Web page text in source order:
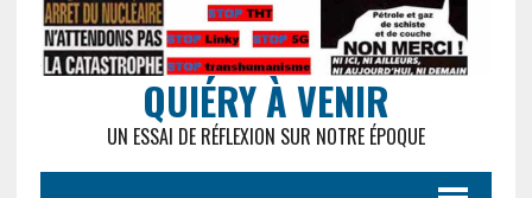
QUIÉRY À VENIR
UN ESSAI DE RÉFLEXION SUR NOTRE ÉPOQUE